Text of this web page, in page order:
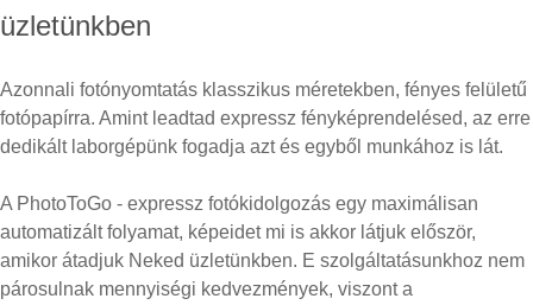
üzletünkben
Azonnali fotónyomtatás klasszikus méretekben, fényes felületű
fotópapírra. Amint leadtad expressz fényképrendelésed, az erre
dedikált laborgépünk fogadja azt és egyből munkához is lát.
A PhotoToGo - expressz fotókidolgozás egy maximálisan
automatizált folyamat, képeidet mi is akkor látjuk először,
amikor átadjuk Neked üzletünkben. E szolgáltatásunkhoz nem
párosulnak mennyiségi kedvezmények, viszont a